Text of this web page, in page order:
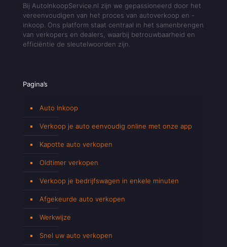
Bij AutoInkoopService.nl zijn we gepassioneerd door het
vereenvoudigen van het proces van autoverkoop en -
inkoop. Ons platform staat centraal in het samenbrengen
van verkopers en dealers, waarbij betrouwbaarheid en
efficiëntie de sleutelwoorden zijn.
Pagina’s
Auto Inkoop
Verkoop je auto eenvoudig online met onze app
Kapotte auto verkopen
Oldtimer verkopen
Verkoop je bedrijfswagen in enkele minuten
Afgekeurde auto verkopen
Werkwijze
Snel uw auto verkopen